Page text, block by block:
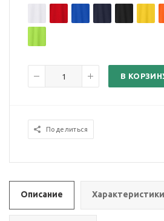
В
Поделиться
Описание Характеристики